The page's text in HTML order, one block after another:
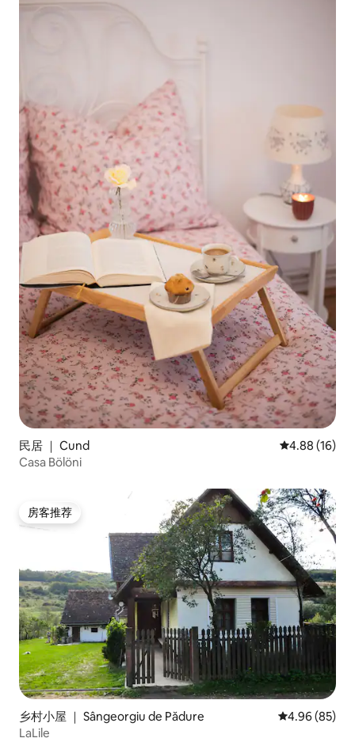
民居 ｜ Cund 平均评分
4.88 (16)
Casa Bölöni
房客推荐
房客推荐
乡村小屋 ｜ Sângeorgiu de Pădure 平均评分 4.96
4.96 (85)
LaLile